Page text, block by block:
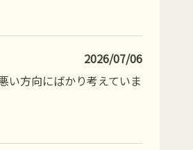
2026/07/06
い方向にばかり考えていま